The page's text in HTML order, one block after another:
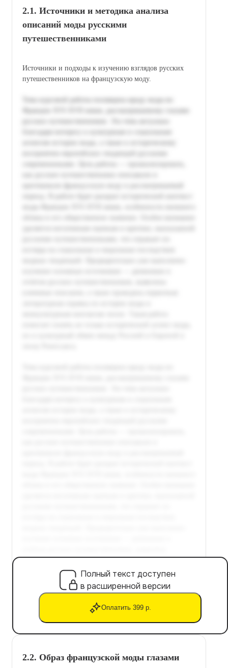
2.1. Источники и методика анализа
описаний моды русскими
путешественниками
Источники и подходы к изучению взглядов русских
путешественников на французскую моду.
Полный текст доступен
в расширенной версии
Оплатить 399 р.
2.2. Образ французской моды глазами